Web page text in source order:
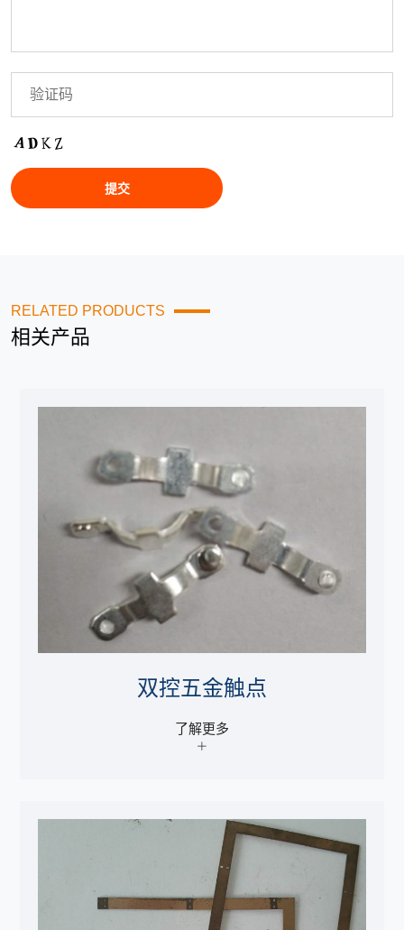
RELATED PRODUCTS
相关产品
双控五金触点
了解更多